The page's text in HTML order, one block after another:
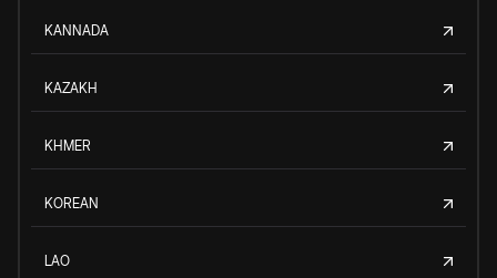
KANNADA
KAZAKH
KHMER
KOREAN
LAO